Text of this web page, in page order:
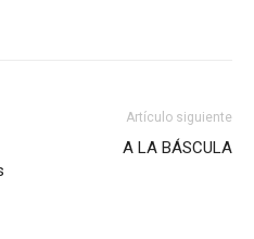
Artículo siguiente
A LA BÁSCULA